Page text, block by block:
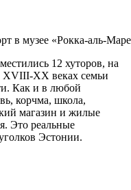
в музее «Рокка-аль-
12 хуторов, на
XVIII-XX веках семьи
Как и в любой
корчма, школа,
магазин и жилые
Это реальные
Эстонии.